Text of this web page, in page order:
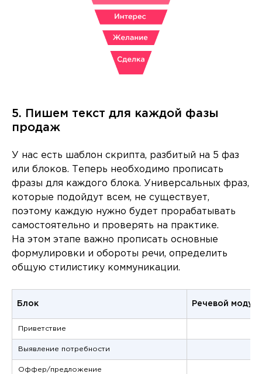
5. Пишем текст для каждой фазы
продаж
У нас есть шаблон скрипта, разбитый на 5 фаз
или блоков. Теперь необходимо прописать
фразы для каждого блока. Универсальных фраз,
которые подойдут всем, не существует,
поэтому каждую нужно будет прорабатывать
самостоятельно и проверять на практике.
На этом этапе важно прописать основные
формулировки и обороты речи, определить
общую стилистику коммуникации.
Блок Речевой модуль
Приветствие
Выявление потребности
Оффер/предложение